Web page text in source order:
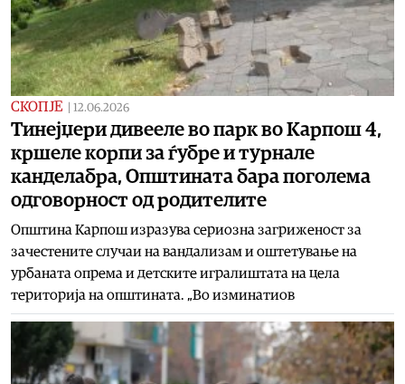
СКОПЈЕ 12.06.2026
Тинејџери дивееле во парк во Карпош 4,
кршеле корпи за ѓубре и турнале
канделабра, Општината бара поголема
одговорност од родителите
Општина Карпош изразува сериозна загриженост за
зачестените случаи на вандализам и оштетување на
урбаната опрема и детските игралиштата на цела
територија на општината. „Во изминатиов